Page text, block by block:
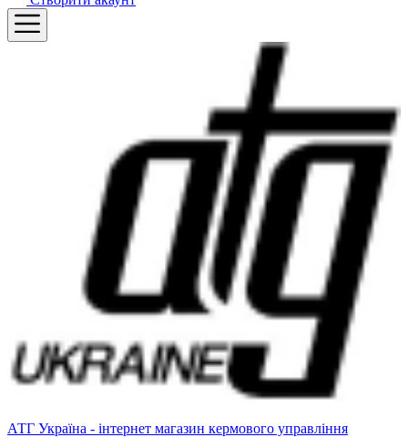
АТГ Україна - інтернет магазин кермового управління